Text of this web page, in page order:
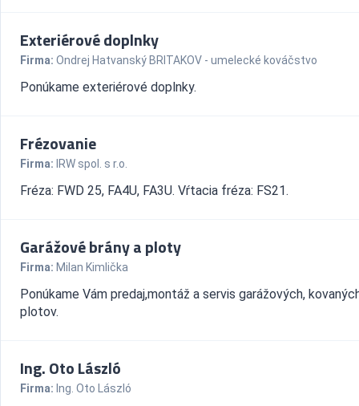
Exteriérové doplnky
Firma: Ondrej Hatvanský BRITAKOV - umelecké kováčstvo
Ponúkame exteriérové doplnky.
Frézovanie
Firma: IRW spol. s r.o.
Fréza: FWD 25, FA4U, FA3U. Vŕtacia fréza: FS21.
Garážové brány a ploty
Firma: Milan Kimlička
Ponúkame Vám predaj,montáž a servis garážových,
plotov.
Ing. Oto László
Firma: Ing. Oto László